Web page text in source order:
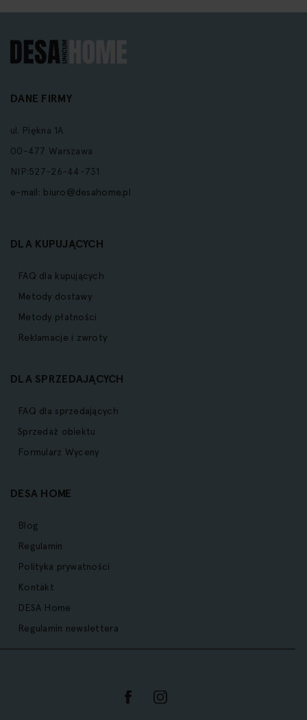
DANE FIRMY
ul. Piękna 1A
00-477 Warszawa
NIP:527-26-44-731
e-mail: biuro@desahome.pl
DLA KUPUJĄCYCH
FAQ dla kupujących
Metody dostawy
Metody płatności
Reklamacje i zwroty
DLA SPRZEDAJĄCYCH
FAQ dla sprzedających
Sprzedaż obiektu
Formularz Wyceny
DESA HOME
Blog
Regulamin
Polityka prywatności
Kontakt
DESA Home
Regulamin newslettera